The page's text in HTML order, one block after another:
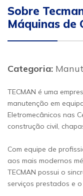
Sobre
Máquinas de
Categoria:
TECMAN é uma
manutenção em
Eletromecânicos nas
construção civil,
Com equipe de
aos mais modernos
TECMAN possui o
serviços prestados e